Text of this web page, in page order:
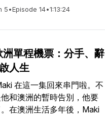
5•Episode 14•1:13:24
單程機票：分手、辭
人生
在這一集回來串門啦。不
和澳洲的暫時告別，他要
在澳洲生活多年後，Maki